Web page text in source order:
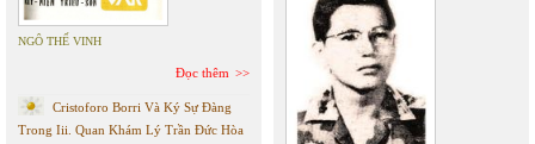
NGÔ THẾ VINH
Đọc thêm
Cristoforo Borri Và Ký Sự Đàng
Trong Iii. Quan Khám Lý Trần Đức Hòa